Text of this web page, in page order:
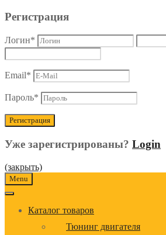
Регистрация
Логин*
Email*
Пароль*
Уже зарегистрированы? Login
(закрыть)
Menu
Каталог товаров
Тюнинг двигателя